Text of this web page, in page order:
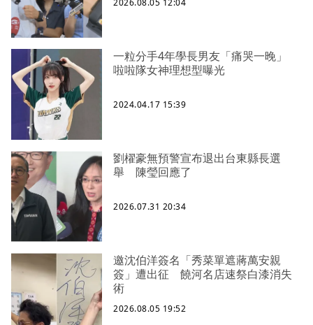
2026.08.05 12:04
一粒分手4年學長男友「痛哭一晚」
啦啦隊女神理想型曝光
2024.04.17 15:39
劉櫂豪無預警宣布退出台東縣長選
舉 陳瑩回應了
2026.07.31 20:34
邀沈伯洋簽名「秀菜單遮蔣萬安親
簽」遭出征 饒河名店速祭白漆消失
術
2026.08.05 19:52